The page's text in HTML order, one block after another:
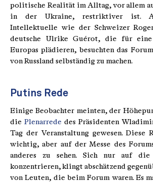
politische Realität im Alltag, vor allem
in der Ukraine, restriktiver ist.
Intellektuelle wie der Schweizer
deutsche Ulrike Guérot, die für eine
Europas plädieren, besuchten das
von Russland selbständig zu machen.
Putins Rede
Einige Beobachter meinten, der
die Plenarrede des Präsidenten
Tag der Veranstaltung gewesen. Diese
wichtig, aber auf der Messe des
anderes zu sehen. Sich nur auf
konzentrieren, klingt abschätzend
von Leuten, die beim Forum waren. Es